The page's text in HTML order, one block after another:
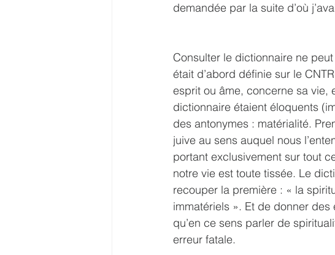
demandée par la suite d’où
Consulter le dictionnaire ne
était d’abord définie sur le
esprit ou âme, concerne sa vie,
dictionnaire étaient éloquents
des antonymes : matérialité.
juive au sens auquel nous
portant exclusivement sur tout
notre vie est toute tissée. Le
recouper la première : « la
immatériels ». Et de donner
qu’en ce sens parler de
erreur fatale.